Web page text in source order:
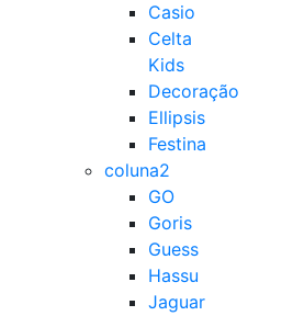
Casio
Celta
Kids
Decoração
Ellipsis
Festina
coluna2
GO
Goris
Guess
Hassu
Jaguar